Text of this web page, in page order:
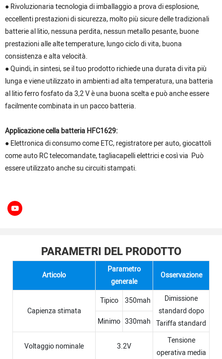
● Rivoluzionaria tecnologia di imballaggio a prova di esplosione,
eccellenti prestazioni di sicurezza, molto più sicure delle tradizionali
batterie al litio, nessuna perdita, nessun metallo pesante, buone
prestazioni alle alte temperature, lungo ciclo di vita, buona
consistenza e alta velocità.
● Quindi, in sintesi, se il tuo prodotto richiede una durata di vita più
lunga e viene utilizzato in ambienti ad alta temperatura, una batteria
al litio ferro fosfato da 3,2 V è una buona scelta e può anche essere
facilmente combinata in un pacco batteria.
Applicazione cella batteria HFC1629:
● Elettronica di consumo come ETC, registratore per auto, giocattoli
come auto RC telecomandate, tagliacapelli elettrici e così via Può
essere utilizzato anche su circuiti stampati.
PARAMETRI DEL PRODOTTO
Articolo
Parametro
generale
Osservazione
Capienza stimata
Tipico 350mah
Dimissione
standard dopo
Tariffa standard
Minimo 330mah
Voltaggio nominale 3.2V
Tensione
operativa media